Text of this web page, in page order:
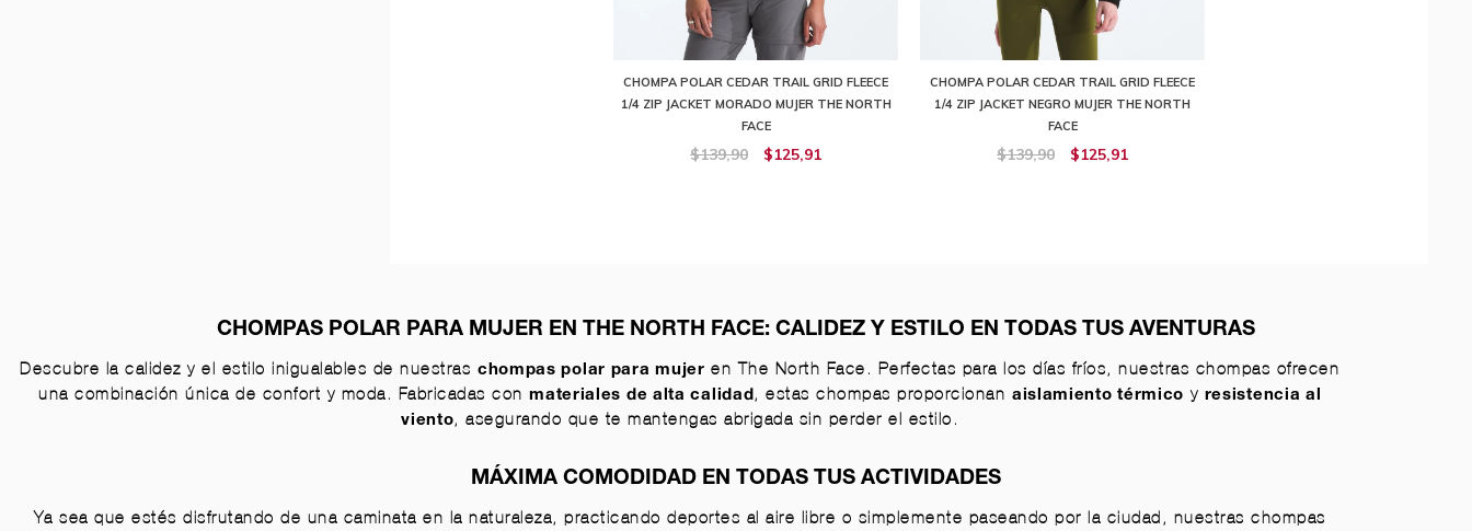
CHOMPA POLAR CEDAR TRAIL GRID FLEECE
1/4 ZIP JACKET MORADO MUJER THE NORTH
FACE
$139,90 $125,91
CHOMPA POLAR CEDAR TRAIL GRID FLEECE
1/4 ZIP JACKET NEGRO MUJER THE NORTH
FACE
$139,90 $125,91
CHOMPAS POLAR PARA MUJER EN THE NORTH FACE: CALIDEZ Y ESTILO EN TODAS TUS AVENTURAS
Descubre la calidez y el estilo inigualables de nuestras chompas polar para mujer en The North Face. Perfectas para los días fríos, nuestras chompas ofrecen
una combinación única de confort y moda. Fabricadas conmateriales de alta calidad , estas chompas proporcionan aislamiento térmico y resistencia al
viento, asegurando que te mantengas abrigada sin perder el estilo.
MÁXIMA COMODIDAD EN TODAS TUS ACTIVIDADES
Ya sea que estés disfrutando de una caminata en la naturaleza, practicando deportes al aire libre o simplemente paseando por la ciudad, nuestras chompas